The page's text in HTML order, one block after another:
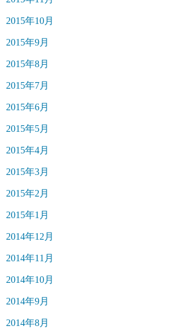
2015年10月
2015年9月
2015年8月
2015年7月
2015年6月
2015年5月
2015年4月
2015年3月
2015年2月
2015年1月
2014年12月
2014年11月
2014年10月
2014年9月
2014年8月